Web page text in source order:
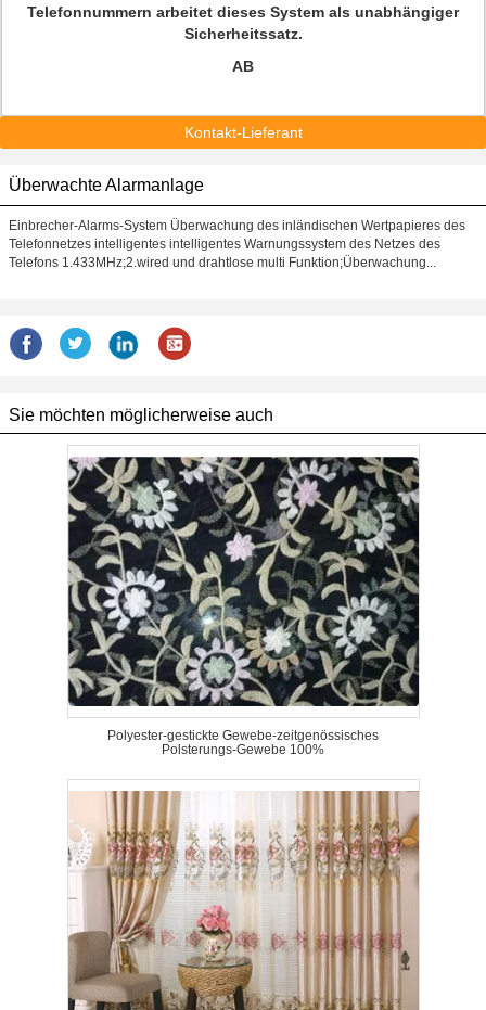
Telefonnummern arbeitet dieses System als unabhängiger
Sicherheitssatz.
AB
Kontakt-Lieferant
Überwachte Alarmanlage
Einbrecher-Alarms-System Überwachung des inländischen Wertpapieres des
Telefonnetzes intelligentes intelligentes Warnungssystem des Netzes des
Telefons 1.433MHz;2.wired und drahtlose multi Funktion;Überwachung...
Sie möchten möglicherweise auch
Polyester-gestickte Gewebe-zeitgenössisches
Polsterungs-Gewebe 100%